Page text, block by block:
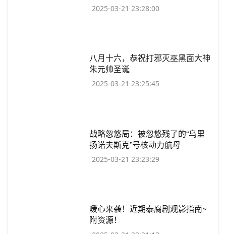
2025-03-21 23:28:00
​八月十六，恭祝打邪灭巫黑面大神
朱元帅圣诞
2025-03-21 23:25:45
​战略忽悠局：被忽悠残了的“乌里
扬诺夫斯克”号核动力航母
2025-03-21 23:23:29
​暖心来袭！近期泰腐剧观影指南~
附资源！